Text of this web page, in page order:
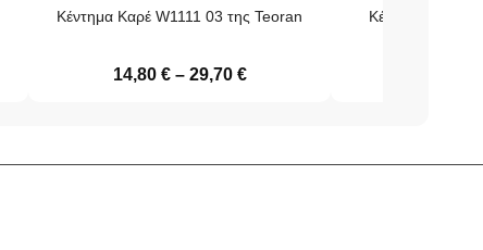
Κέντημα Καρέ W1111 03 της Teoran
14,80 € – 29,70 €
Κέντημα